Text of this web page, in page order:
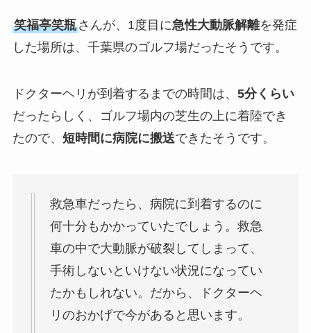
笑福亭笑瓶さんが、1度目に急性大動脈解離を発症
した場所は、千葉県のゴルフ場だったそうです。
ドクターヘリが到着するまでの時間は、 5分くらい
だったらしく、ゴルフ場内の芝生の上に着陸でき
たので、 短時間に病院に搬送できたそうです。
救急車だったら、病院に到着するのに
何十分もかかっていたでしょう。救急
車の中で大動脈が破裂してしまって、
手術しないといけない状況になってい
たかもしれない。だから、ドクターヘ
リのおかげで今があると思います。